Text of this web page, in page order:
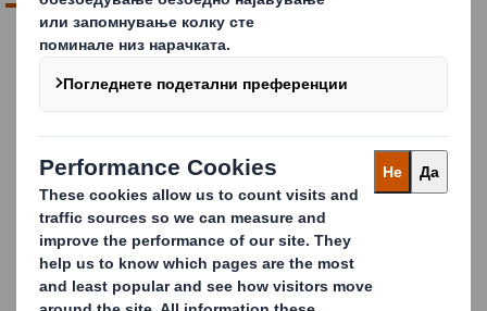
Преземете го Home
CaRe извештајот